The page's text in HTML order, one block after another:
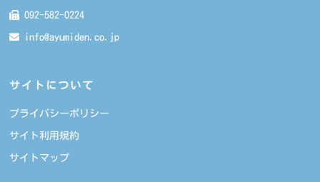
092-582-0224
info@ayumiden.co.jp
サイトについて
プライバシーポリシー
サイト利用規約
サイトマップ